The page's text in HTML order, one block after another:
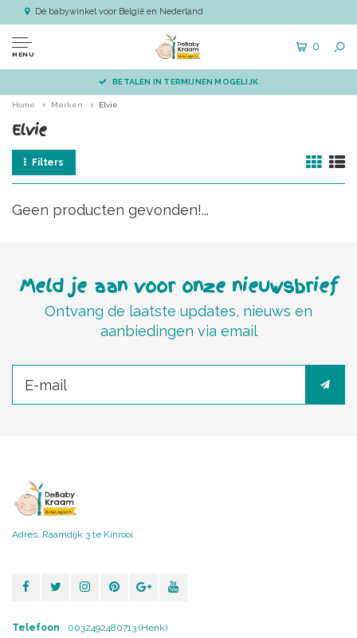
Dé babywinkel voor België en Nederland
MENU
0
BETALEN IN TERMIJNEN MOGELIJK
Home Merken Elvie
Elvie
Filters
Geen producten gevonden!...
Meld je aan voor onze nieuwsbrief
Ontvang de laatste updates, nieuws en
aanbiedingen via email
Adres: Raamdijk 3 te Kinrooi
Telefoon
0032492480713 (Henk)